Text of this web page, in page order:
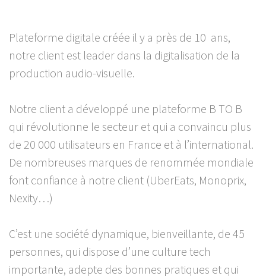
Plateforme digitale créée il y a près de 10 ans,
notre client est leader dans la digitalisation de la
production audio-visuelle.
Notre client a développé une plateforme B TO B
qui révolutionne le secteur et qui a convaincu plus
de 20 000 utilisateurs en France et à l’international.
De nombreuses marques de renommée mondiale
font confiance à notre client (UberEats, Monoprix,
Nexity…)
C’est une société dynamique, bienveillante, de 45
personnes, qui dispose d’une culture tech
importante, adepte des bonnes pratiques et qui